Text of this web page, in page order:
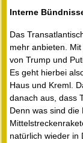
Interne
Das
mehr anbieten.
von Trump und
Es geht hierbei
Haus und Kreml.
danach aus, dass
Denn was sind
natürlich wieder in